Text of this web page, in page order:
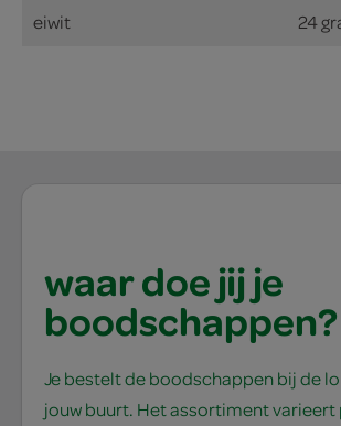
eiwit 24
waar doe jij je
boodschappen?
Je bestelt de boodschappen bij de
jouw buurt. Het assortiment varieert